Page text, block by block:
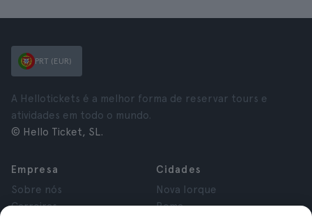
PRT (EUR)
A Hellotickets é a melhor forma de reservar tours e
atividades em todo o mundo.
© Hello Ticket, SL.
Empresa
Sobre nós
Carreiras
Cidades
Nova Iorque
Roma